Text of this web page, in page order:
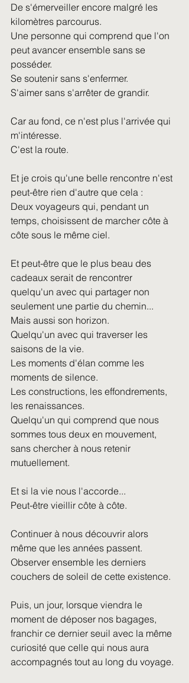
De s'émerveiller encore malgré les
kilomètres parcourus.
Une personne qui comprend que l'on
peut avancer ensemble sans se
posséder.
Se soutenir sans s'enfermer.
S'aimer sans s'arrêter de grandir.
Car au fond, ce n'est plus l'arrivée qui
m'intéresse.
C'est la route.
Et je crois qu'une belle rencontre n'est
peut-être rien d'autre que cela :
Deux voyageurs qui, pendant un
temps, choisissent de marcher côte à
côte sous le même ciel.
Et peut-être que le plus beau des
cadeaux serait de rencontrer
quelqu'un avec qui partager non
seulement une partie du chemin...
Mais aussi son horizon.
Quelqu'un avec qui traverser les
saisons de la vie.
Les moments d'élan comme les
moments de silence.
Les constructions, les effondrements,
les renaissances.
Quelqu'un qui comprend que nous
sommes tous deux en mouvement,
sans chercher à nous retenir
mutuellement.
Et si la vie nous l'accorde...
Peut-être vieillir côte à côte.
Continuer à nous découvrir alors
même que les années passent.
Observer ensemble les derniers
couchers de soleil de cette existence.
Puis, un jour, lorsque viendra le
moment de déposer nos bagages,
franchir ce dernier seuil avec la même
curiosité que celle qui nous aura
accompagnés tout au long du voyage.